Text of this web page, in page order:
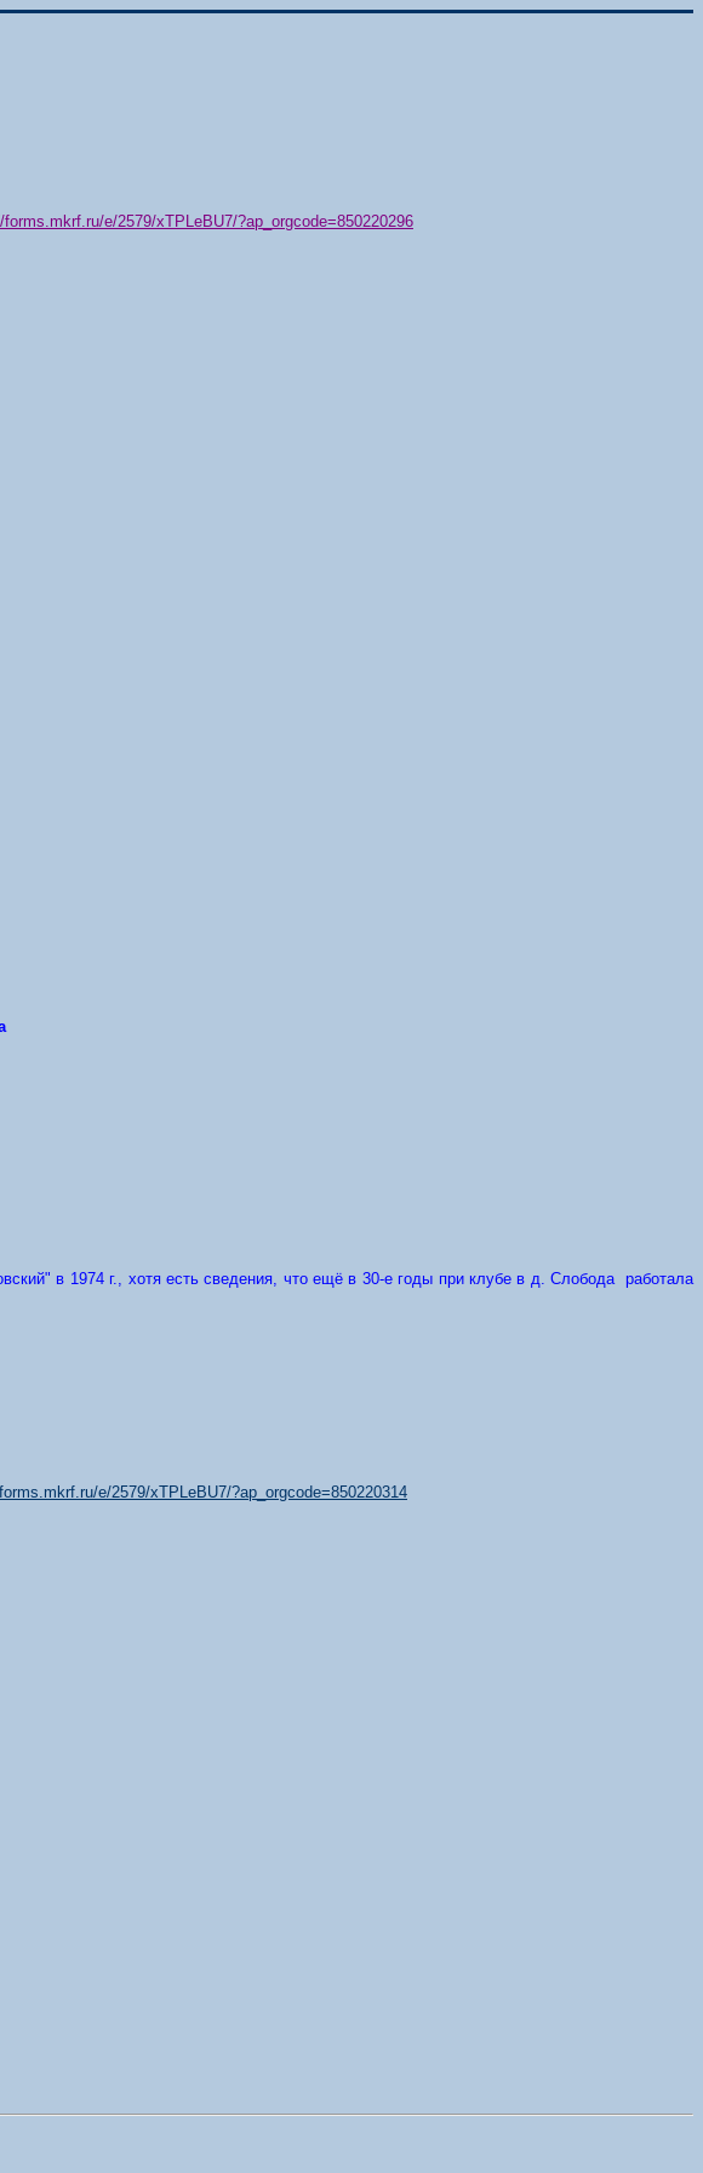
forms.mkrf.ru/e/2579/xTPLeBU7/?ap_orgcode=850220296
в 1974 г., хотя есть сведения, что ещё в 30-е годы при клубе в д. Слобода работала
e/2579/xTPLeBU7/?ap_orgcode=850220314